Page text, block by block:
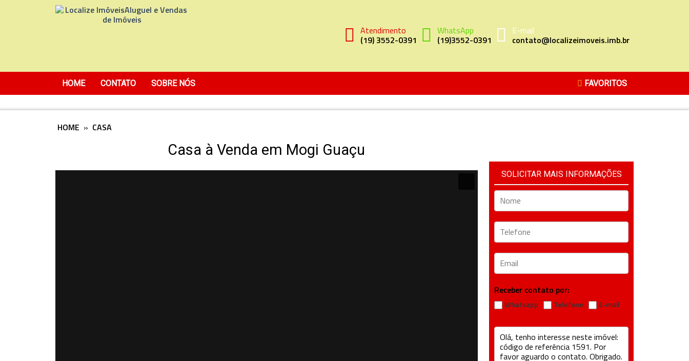
Atendimento
(19) 3552-0391
WhatsApp
(19)3552-0391
E-mail
contato@localizeimoveis.imb.br
FAVORITOS
HOME CONTATO SOBRE NÓS
HOME » CASA
Casa à Venda em Mogi Guaçu
SOLICITAR MAIS INFORMAÇÕES
Receber contato por:
Whatsapp Telefone E-mail